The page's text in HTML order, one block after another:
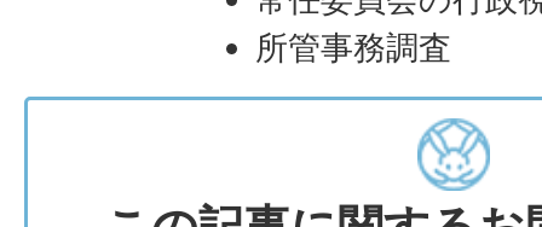
所管事務調査